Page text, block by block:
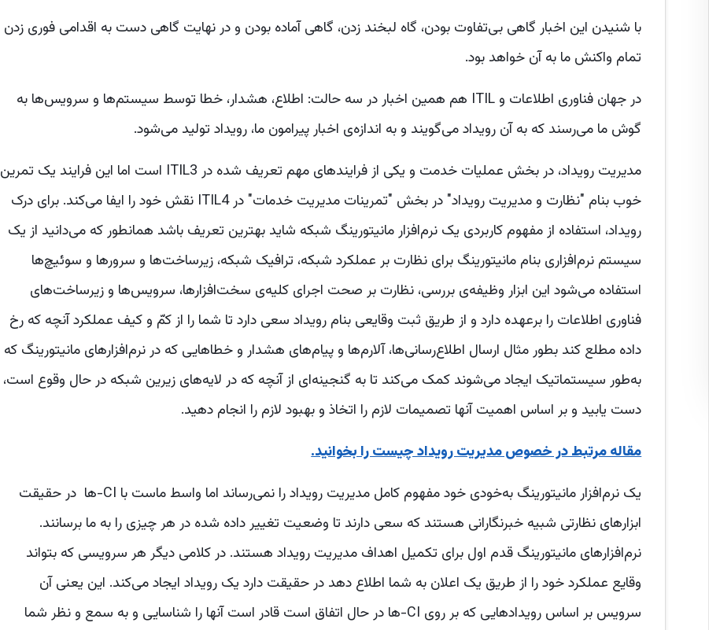
با شنیدن این اخبار گاهی بی‌تفاوت بودن، گاه لبخند زدن، گاهی آماده بودن و در نهایت گاهی دست به اقدامی فوری زدن
تمام واکنش ما به آن خواهد بود.
در جهان فناوری اطلاعات و ITIL هم همین اخبار در سه حالت: اطلاع، هشدار، خطا توسط سیستم‌ها و سرویس‌ها به
گوش ما می‌رسند که به آن رویداد می‌گویند و به اندازه‌ی اخبار پیرامون ما، رویداد تولید می‌شود.
مدیریت رویداد، در بخش عملیات خدمت و یکی از فرایندهای مهم تعریف شده در ITIL3 است اما این فرایند یک تمرین
خوب بنام "نظارت و مدیریت رویداد" در بخش "تمرینات مدیریت خدمات" در ITIL4 نقش خود را ایفا می‌کند. برای درک
رویداد، استفاده از مفهوم کاربردی یک نرم‌افزار مانیتورینگ شبکه شاید بهترین تعریف باشد همانطور که می‌دانید از یک
سیستم‌ نرم‌افزاری بنام مانیتورینگ برای نظارت بر عملکرد شبکه، ترافیک شبکه، زیرساخت‌ها و سرورها و سوئیچ‌ها
استفاده می‌شود این ابزار وظیفه‌ی بررسی، نظارت بر صحت اجرای کلیه‌ی سخت‌افزارها، سرویس‌ها و زیرساخت‌های
فناوری اطلاعات را برعهده دارد و از طریق ثبت وقایعی بنام رویداد سعی دارد تا شما را از کمّ و کیف عملکرد آنچه که رخ
داده مطلع کند بطور مثال ارسال اطلاع‌رسانی‌ها، آلارم‌ها و پیام‌های هشدار و خطاهایی که در نرم‌افزارهای مانیتورینگ که
به‌طور سیستماتیک ایجاد می‌شوند کمک می‌کند تا به گنجینه‌ای از آنچه که در لایه‌های زیرین شبکه در حال وقوع است،
دست یابید و بر اساس اهمیت آنها تصمیمات لازم را اتخاذ و بهبود لازم را انجام دهید.
مقاله مرتبط در خصوص مدیریت رویداد چیست را بخوانید.
یک نرم‌افزار مانیتورینگ به‌خودی خود مفهوم کامل مدیریت رویداد را نمی‌رساند اما واسط ماست با CI-ها در حقیقت
ابزارهای نظارتی شبیه خبرنگارانی هستند که سعی دارند تا وضعیت تغییر داده شده در هر چیزی را به ما برسانند.
نرم‌افزارهای مانیتورینگ قدم اول برای تکمیل اهداف مدیریت رویداد هستند. در کلامی دیگر هر سرویسی که بتواند
وقایع عملکرد خود را از طریق یک اعلان به شما اطلاع دهد در حقیقت دارد یک رویداد ایجاد می‌کند. این یعنی آن
سرویس بر اساس رویدادهایی که بر روی CI-ها در حال اتفاق است قادر است آنها را شناسایی و به سمع و نظر شما